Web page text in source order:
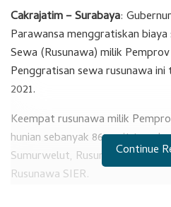
Cakrajatim – Surabaya:
Parawansa menggratiskan
Sewa (Rusunawa) milik
Penggratisan sewa rusunawa
2021.
Keempat rusunawa milik
hunian sebanyak 867 unit
Sumurwelut, Rusunawa
Rusunawa SIER.
Continue